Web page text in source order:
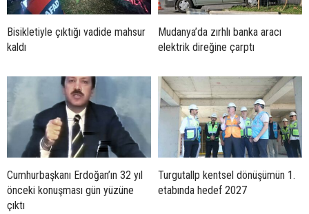
Bisikletiyle çıktığı vadide mahsur
kaldı
Mudanya’da zırhlı banka aracı
elektrik direğine çarptı
Cumhurbaşkanı Erdoğan’ın 32 yıl
önceki konuşması gün yüzüne
çıktı
Turgutallp kentsel dönüşümün 1.
etabında hedef 2027